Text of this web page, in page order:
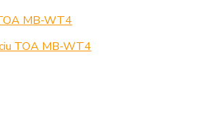
MB-WT4
TOA MB-WT4